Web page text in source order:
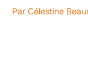
Par Célestine